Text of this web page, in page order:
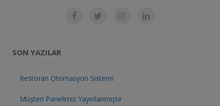
SON YAZILAR
Restoran Otomasyon Sistemi
Müşteri Panelimiz Yayınlanmıştır